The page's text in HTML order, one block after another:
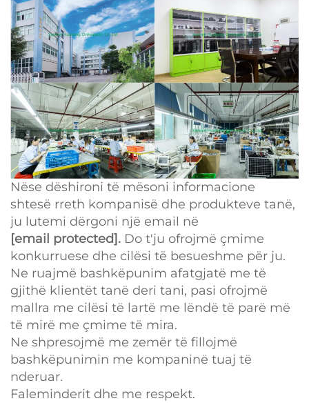
Nëse dëshironi të mësoni informacione
shtesë rreth kompanisë dhe produkteve tanë,
ju lutemi dërgoni një email në
[email protected]. Do t'ju ofrojmë çmime
konkurruese dhe cilësi të besueshme për ju.
Ne ruajmë bashkëpunim afatgjatë me të
gjithë klientët tanë deri tani, pasi ofrojmë
mallra me cilësi të lartë me lëndë të parë më
të mirë me çmime të mira.
Ne shpresojmë me zemër të fillojmë
bashkëpunimin me kompaninë tuaj të
nderuar.
Faleminderit dhe me respekt.